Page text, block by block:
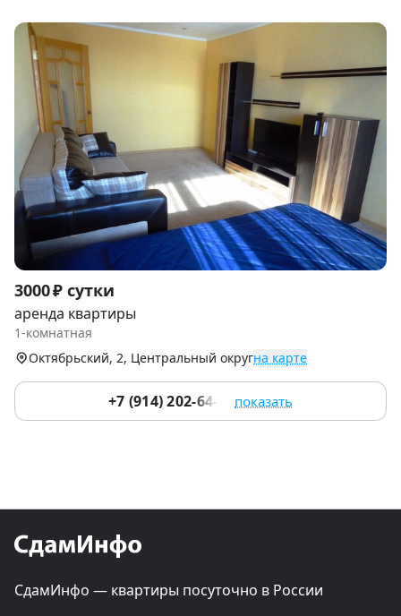
Item
1
of
3000 ₽ сутки
аренда квартиры
1-комнатная
Октябрьский, 2, Центральный округна карте
+7 (914) 202-64-54 показать
СдамИнфо — квартиры посуточно в России